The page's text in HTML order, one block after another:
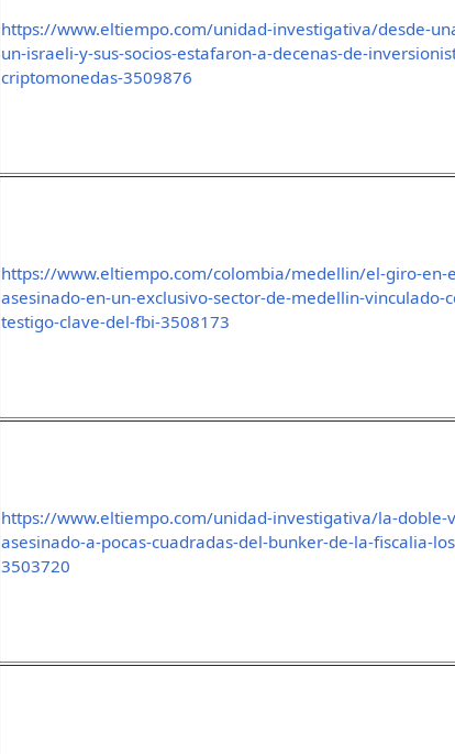
https://www.eltiempo.com/unidad-investigativa/desde-
un-israeli-y-sus-socios-estafaron-a-decenas-de-
criptomonedas-3509876
https://www.eltiempo.com/colombia/medellin/el-giro-en-
asesinado-en-un-exclusivo-sector-de-medellin-vinculado-
testigo-clave-del-fbi-3508173
https://www.eltiempo.com/unidad-investigativa/la-doble-
asesinado-a-pocas-cuadradas-del-bunker-de-la-fiscalia-
3503720